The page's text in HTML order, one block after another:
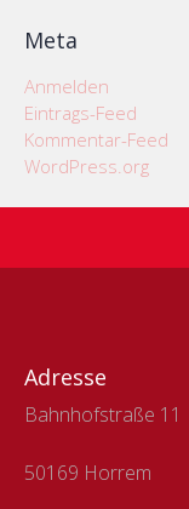
Meta
Anmelden
Eintrags-Feed
Kommentar-Feed
WordPress.org
Adresse
Bahnhofstraße 11
50169 Horrem